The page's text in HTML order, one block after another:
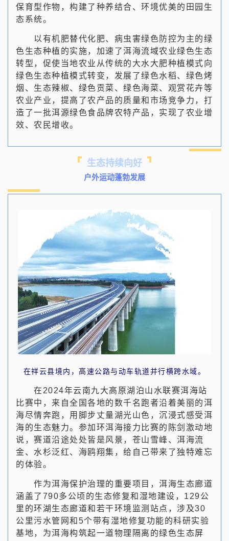
保育型作物，构建了种养结合、环境优美的田园生
态系统。
以有机肥替代化肥、病虫害绿色防控为主的绿
色生态种植的实施，加速了洱海流域农业绿色生态
转型，促使当地农业从传统的大水大肥种植模式向
绿色生态种植模式转变，发展了绿色水稻、绿色烤
烟、生态辣椒、绿色贡菜、绿色海菜、观赏花卉等
农业产业，提高了农产品的质量和市场竞争力，打
造了一批洱源绿色食品牌农特产品，实现了农业增
效、农民增收。
生态持续向好
户外运动蓬勃发展
在祥云县境内，高速公路与动车轨道并行横跨水域。
在2024年云南九大高原湖泊山水联赛洱海站
比赛中，来自全国各地的数千名跑者沿着美丽的洱
海尽情奔跑，用脚步丈量湖光山色，沉浸式感受洱
海的生态魅力。参加环洱海接力比赛的陈剑激动地
说，赛道沿途处处皆是风景，苍山雪峰、洱海流
金、水杉泛红、海鸥翔集，给自己带来了独特难忘
的体验。
作为洱海保护治理的重要项目，洱海生态廊道
涵盖了790多公顷的生态修复和湿地建设，129公
里的环湖生态廊道和若干环境监测站点，涉及30
公里污水管网和5个带有湿地修复功能的科研实验
基地，为洱海构筑起一道物理隔离的绿色生态屏